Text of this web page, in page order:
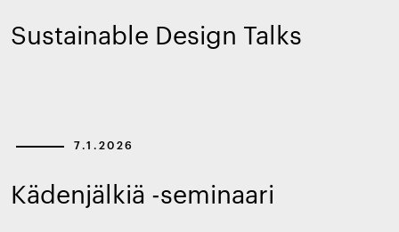
Sustainable Design Talks
7.1.2026
Kädenjälkiä -seminaari